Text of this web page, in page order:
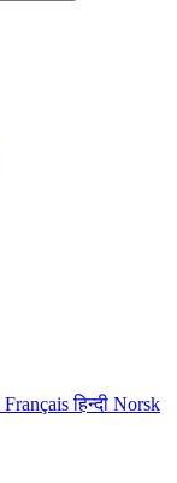
Françaisहिन्दी Norsk